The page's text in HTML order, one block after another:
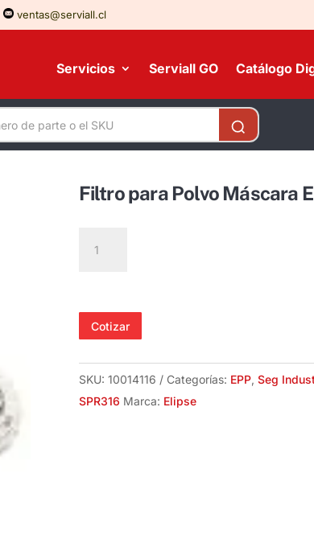
ventas@serviall.cl
Servicios Serviall GO Catálogo
Filtro para Polvo Máscara
para
Elipse
cantidad
Cotizar
SKU: 10014116 Categorías: EPP, Seg
SPR316 Marca: Elipse